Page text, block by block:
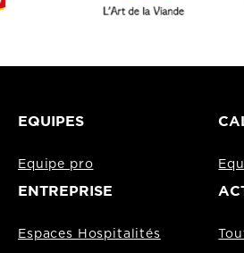
EQUIPES
Equipe pro
ENTREPRISE
Espaces Hospitalités